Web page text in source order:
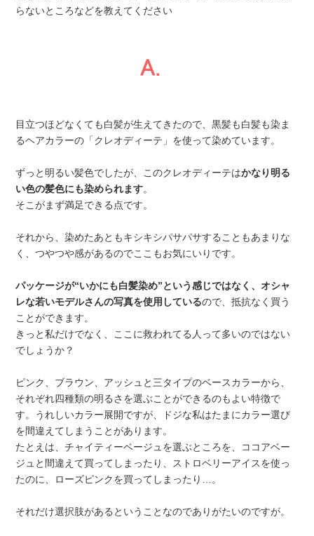
らないところなどを教えてください
目立つほどなくても白髪が生えてきたので、黒髪も白髪も染ま
るヘアカラーの「クレオディーテ」を使って染めています。
ずっと明るい髪色でしたが、このクレオディーテはかなり明る
い色の髪色にも染められます。
そこがまず満足できる点です。
それから、染めたあともキシキシパサパサすることもあまりな
く、つやつや感があるのでここもお気にいりです。
パッケージが“いかにも白髪染め”という感じではなく、オシャ
レな若いモデルさんの写真を使用しているので、抵抗なく買う
ことができます。
きっと私だけでなく、ここに救われてる人って多いのではない
でしょうか？
ピンク、ブラウン、アッシュと三タイプのベースカラーから、
それぞれ四種類の明るさを選ぶことができるのもよい特徴で
す。うれしいカラー展開ですが、ドジな私はたまにカラー選び
を間違えてしまうことがあります。
たとえは、チャイティーベージュを選ぶところを、ココアベー
ジュと間違えて買ってしまったり、ストロベリーアイスを使っ
たのに、ローズピンクを買ってしまったり…。
それだけ選択肢があるということなのでありがたいのですが。